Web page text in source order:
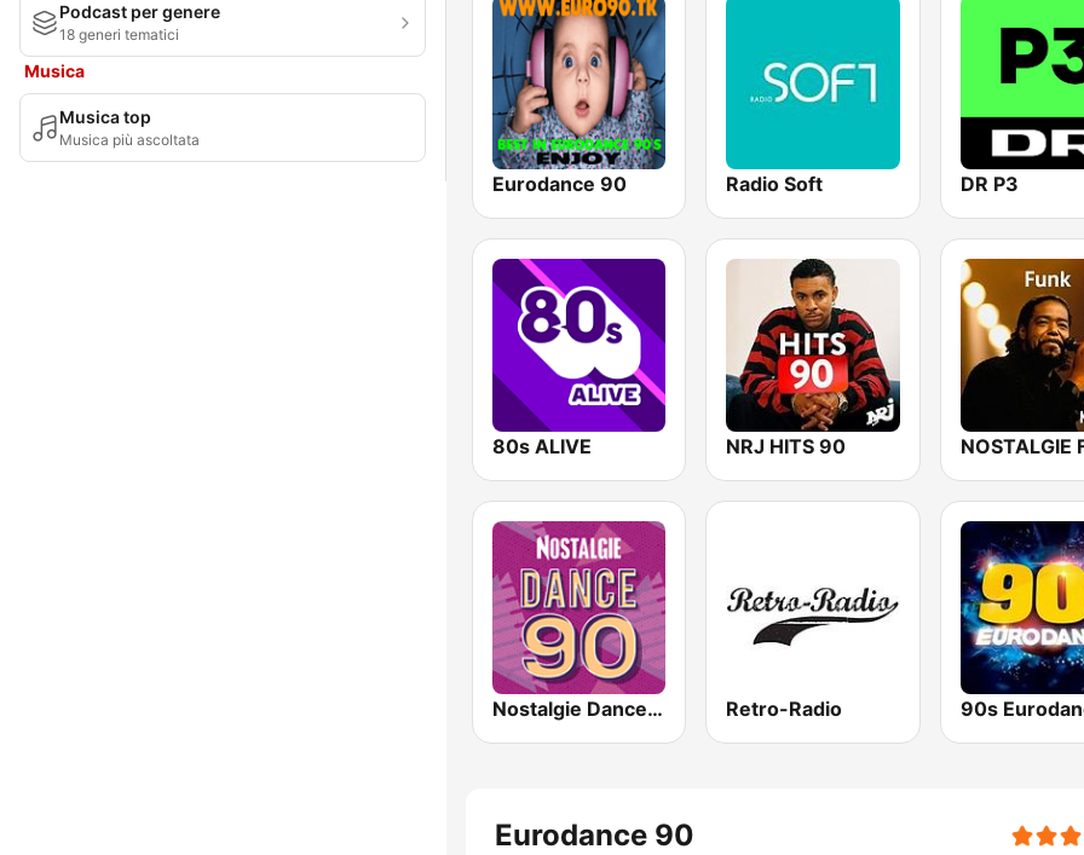
Podcast per genere
18 generi tematici
Musica
Musica top
Musica più ascoltata
Eurodance 90 Radio Soft DR P3
80s ALIVE NRJ HITS 90 NOSTALGIE
Nostalgie Dance 90 Retro-Radio 90s
Eurodance 90